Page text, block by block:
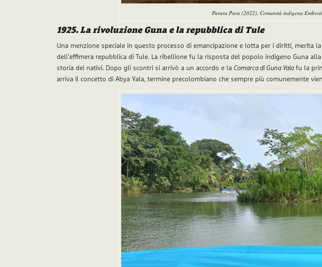
Parara Puru (2022). Comunità indigena
1925. La rivoluzione Guna e la repubblica di Tule
Una menzione speciale in questo processo di emancipazione e lotta per i diritti, merita
dell’effimera repubblica di Tule. La ribellione fu la risposta del popolo indigeno Guna
storia dei nativi. Dopo gli scontri si arrivò a un accordo e laComarca di Guna Yala fu la
arriva il concetto di Abya Yala, termine precolombiano che sempre più comunemente